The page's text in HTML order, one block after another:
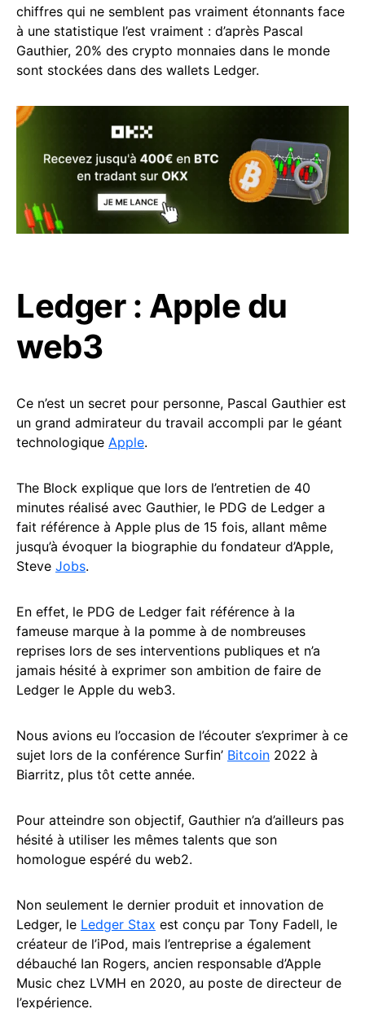
chiffres qui ne semblent pas vraiment étonnants face
à une statistique l’est vraiment : d’après Pascal
Gauthier, 20% des crypto monnaies dans le monde
sont stockées dans des wallets Ledger.
Ledger : Apple du
web3
Ce n’est un secret pour personne, Pascal Gauthier est
un grand admirateur du travail accompli par le géant
technologique Apple.
The Block explique que lors de l’entretien de 40
minutes réalisé avec Gauthier, le PDG de Ledger a
fait référence à Apple plus de 15 fois, allant même
jusqu’à évoquer la biographie du fondateur d’Apple,
Steve Jobs.
En effet, le PDG de Ledger fait référence à la
fameuse marque à la pomme à de nombreuses
reprises lors de ses interventions publiques et n’a
jamais hésité à exprimer son ambition de faire de
Ledger le Apple du web3.
Nous avions eu l’occasion de l’écouter s’exprimer à ce
sujet lors de la conférence Surfin’ Bitcoin 2022 à
Biarritz, plus tôt cette année.
Pour atteindre son objectif, Gauthier n’a d’ailleurs pas
hésité à utiliser les mêmes talents que son
homologue espéré du web2.
Non seulement le dernier produit et innovation de
Ledger, le Ledger Stax est conçu par Tony Fadell, le
créateur de l’iPod, mais l’entreprise a également
débauché Ian Rogers, ancien responsable d’Apple
Music chez LVMH en 2020, au poste de directeur de
l’expérience.